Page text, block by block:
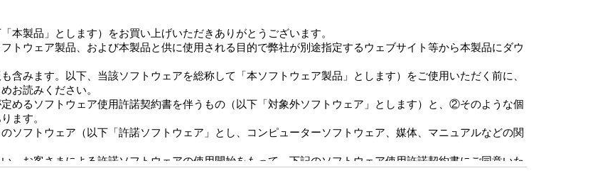
本製品」とします）をお買い上げいただきありがとうございます。
トウェア製品、および本製品と供に使用される目的で弊社が別途指定するウェブサイト等から本製品にダウ
含みます。以下、当該ソフトウェアを総称して「本ソフトウェア製品」とします）をご使用いただく前に、
お読みください。
めるソフトウェア使用許諾契約書を伴うもの（以下「対象外ソフトウェア」とします）と、②そのような個
ます。
ソフトウェア（以下「許諾ソフトウェア」とし、コンピューターソフトウェア、媒体、マニュアルなどの関
。お客さまによる許諾ソフトウェアの使用開始をもって、下記のソフトウェア使用許諾契約書にご同意いた